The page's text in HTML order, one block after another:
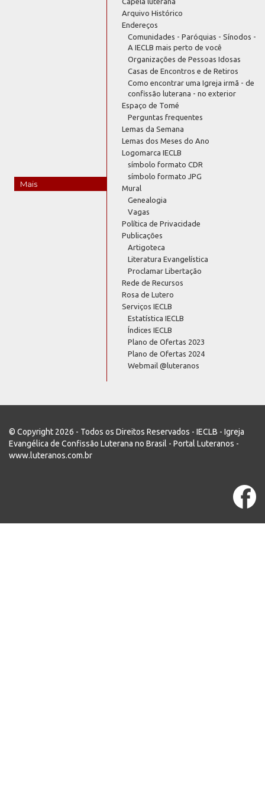
Mais
Arquivo Histórico
Endereços
Comunidades - Paróquias - Sínodos -
A IECLB mais perto de você
Organizações de Pessoas Idosas
Casas de Encontros e de Retiros
Como encontrar uma Igreja irmã - de
confissão luterana - no exterior
Espaço de Tomé
Perguntas frequentes
Lemas da Semana
Lemas dos Meses do Ano
Logomarca IECLB
símbolo formato CDR
símbolo formato JPG
Mural
Genealogia
Vagas
Política de Privacidade
Publicações
Artigoteca
Literatura Evangelística
Proclamar Libertação
Rede de Recursos
Rosa de Lutero
Serviços IECLB
Estatística IECLB
Índices IECLB
Plano de Ofertas 2023
Plano de Ofertas 2024
Webmail @luteranos
© Copyright 2026 - Todos os Direitos Reservados - IECLB - Igreja
Evangélica de Confissão Luterana no Brasil - Portal Luteranos -
www.luteranos.com.br